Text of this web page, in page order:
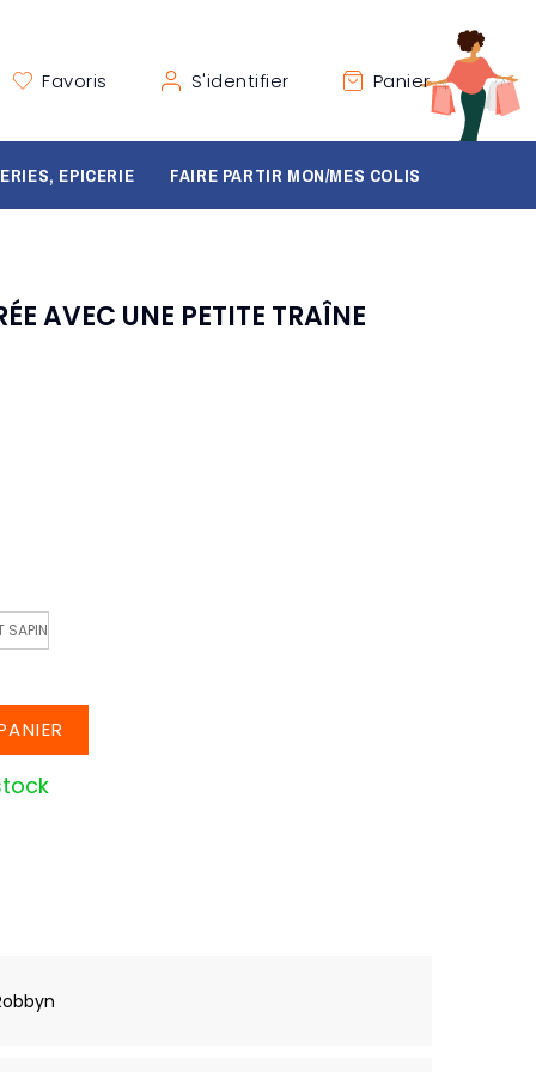
S'identifier
Favoris Panier
EPICERIE FAIRE PARTIR MON/MES COLIS
AVEC UNE PETITE TRAÎNE
SAPIN